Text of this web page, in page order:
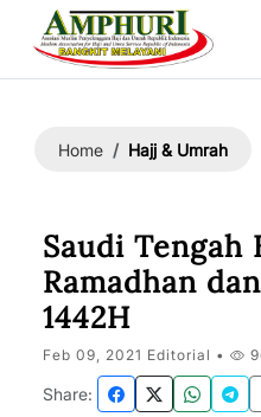
Home Hajj & Umrah
Saudi Tengah
Ramadhan
1442H
Feb 09, 2021 Editorial •
Share: